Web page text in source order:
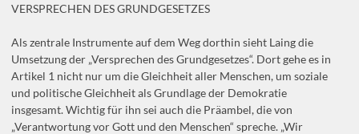
VERSPRECHEN DES GRUNDGESETZES
Als zentrale Instrumente auf dem Weg dorthin sieht Laing die
Umsetzung der „Versprechen des Grundgesetzes“. Dort gehe es in
Artikel 1 nicht nur um die Gleichheit aller Menschen, um soziale
und politische Gleichheit als Grundlage der Demokratie
insgesamt. Wichtig für ihn sei auch die Präambel, die von
„Verantwortung vor Gott und den Menschen“ spreche. „Wir